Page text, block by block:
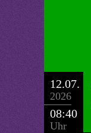
12.07.
2026
08:40
Uhr